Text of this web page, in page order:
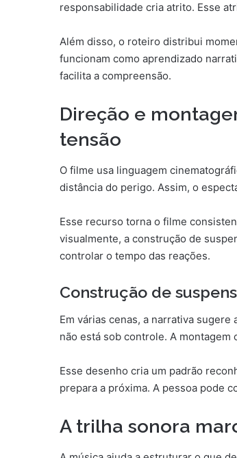
responsabilidade cria atrito. Esse
Além disso, o roteiro distribui
funcionam como aprendizado
facilita a compreensão.
Direção e
tensão
O filme usa linguagem
distância do perigo. Assim, o
Esse recurso torna o filme
visualmente, a construção de
controlar o tempo das reações.
Construção de
Em várias cenas, a narrativa
não está sob controle. A montagem
Esse desenho cria um padrão
prepara a próxima. A pessoa pode
A trilha sonora